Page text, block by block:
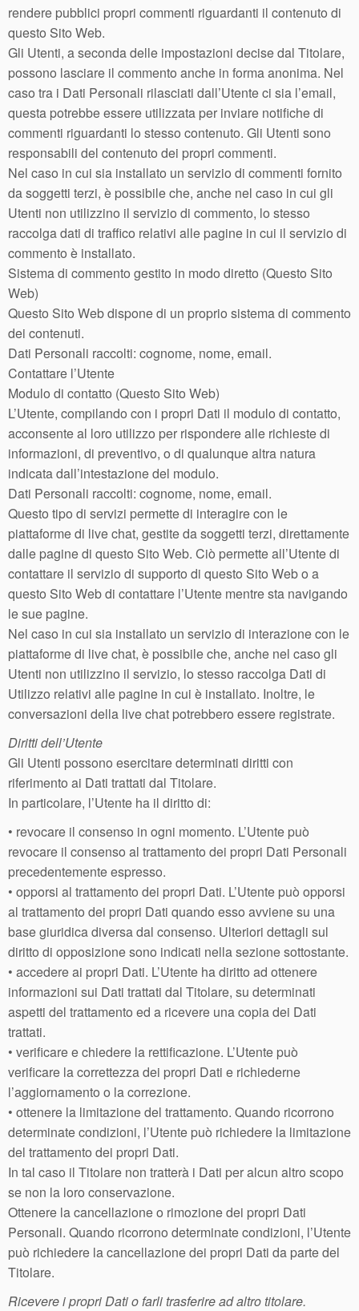
rendere pubblici propri commenti riguardanti il contenuto di
questo Sito Web.
Gli Utenti, a seconda delle impostazioni decise dal Titolare,
possono lasciare il commento anche in forma anonima. Nel
caso tra i Dati Personali rilasciati dall’Utente ci sia l’email,
questa potrebbe essere utilizzata per inviare notifiche di
commenti riguardanti lo stesso contenuto. Gli Utenti sono
responsabili del contenuto dei propri commenti.
Nel caso in cui sia installato un servizio di commenti fornito
da soggetti terzi, è possibile che, anche nel caso in cui gli
Utenti non utilizzino il servizio di commento, lo stesso
raccolga dati di traffico relativi alle pagine in cui il servizio di
commento è installato.
Sistema di commento gestito in modo diretto (Questo Sito
Web)
Questo Sito Web dispone di un proprio sistema di commento
dei contenuti.
Dati Personali raccolti: cognome, nome, email.
Contattare l’Utente
Modulo di contatto (Questo Sito Web)
L’Utente, compilando con i propri Dati il modulo di contatto,
acconsente al loro utilizzo per rispondere alle richieste di
informazioni, di preventivo, o di qualunque altra natura
indicata dall’intestazione del modulo.
Dati Personali raccolti: cognome, nome, email.
Questo tipo di servizi permette di interagire con le
piattaforme di live chat, gestite da soggetti terzi, direttamente
dalle pagine di questo Sito Web. Ciò permette all’Utente di
contattare il servizio di supporto di questo Sito Web o a
questo Sito Web di contattare l’Utente mentre sta navigando
le sue pagine.
Nel caso in cui sia installato un servizio di interazione con le
piattaforme di live chat, è possibile che, anche nel caso gli
Utenti non utilizzino il servizio, lo stesso raccolga Dati di
Utilizzo relativi alle pagine in cui è installato. Inoltre, le
conversazioni della live chat potrebbero essere registrate.
Diritti dell’Utente
Gli Utenti possono esercitare determinati diritti con
riferimento ai Dati trattati dal Titolare.
In particolare, l’Utente ha il diritto di:
• revocare il consenso in ogni momento. L’Utente può
revocare il consenso al trattamento dei propri Dati Personali
precedentemente espresso.
• opporsi al trattamento dei propri Dati. L’Utente può opporsi
al trattamento dei propri Dati quando esso avviene su una
base giuridica diversa dal consenso. Ulteriori dettagli sul
diritto di opposizione sono indicati nella sezione sottostante.
• accedere ai propri Dati. L’Utente ha diritto ad ottenere
informazioni sui Dati trattati dal Titolare, su determinati
aspetti del trattamento ed a ricevere una copia dei Dati
trattati.
• verificare e chiedere la rettificazione. L’Utente può
verificare la correttezza dei propri Dati e richiederne
l’aggiornamento o la correzione.
• ottenere la limitazione del trattamento. Quando ricorrono
determinate condizioni, l’Utente può richiedere la limitazione
del trattamento dei propri Dati.
In tal caso il Titolare non tratterà i Dati per alcun altro scopo
se non la loro conservazione.
Ottenere la cancellazione o rimozione dei propri Dati
Personali. Quando ricorrono determinate condizioni, l’Utente
può richiedere la cancellazione dei propri Dati da parte del
Titolare.
Ricevere i propri Dati o farli trasferire ad altro titolare.